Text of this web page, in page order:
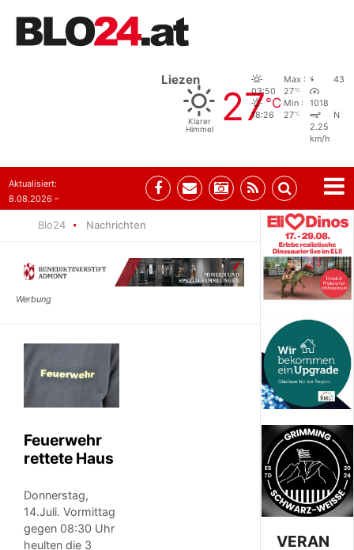
Liezen
Klarer
Himmel
27°C
03:50
18:26
Max :
27°C
Min :
27°C
43
1018
N
2.25
km/h
Aktualisiert:
8.08.2026 –
Blo24 Nachrichten
Feuerwehr
rettete Haus
Donnerstag,
14.Juli. Vormittag
gegen 08:30 Uhr
heulten die 3
VERAN